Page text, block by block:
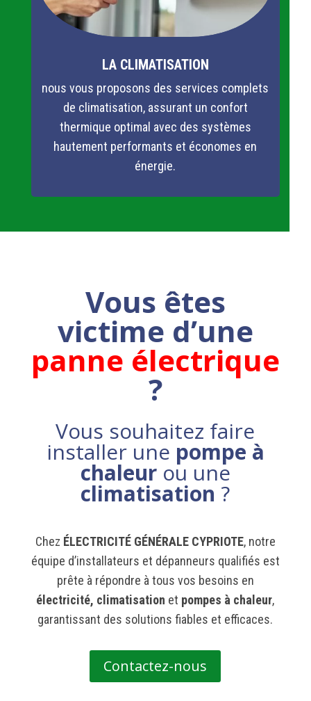
LA CLIMATISATION
nous vous proposons des services complets
de climatisation, assurant un confort
thermique optimal avec des systèmes
hautement performants et économes en
énergie.
Vous êtes
victime d’une
panne électrique
?
Vous souhaitez faire
installer une pompe à
chaleurou une
climatisation ?
Chez ÉLECTRICITÉ GÉNÉRALE CYPRIOTE, notre
équipe d’installateurs et dépanneurs qualifiés est
prête à répondre à tous vos besoins en
électricité, climatisation et pompes à chaleur,
garantissant des solutions fiables et efficaces.
Contactez-nous